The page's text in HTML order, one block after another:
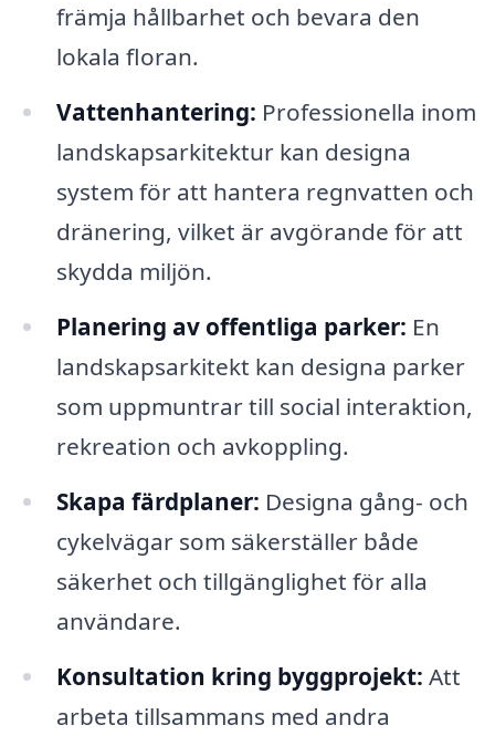
främja hållbarhet och bevara den
lokala floran.
Vattenhantering: Professionella inom
landskapsarkitektur kan designa
system för att hantera regnvatten och
dränering, vilket är avgörande för att
skydda miljön.
Planering av offentliga parker: En
landskapsarkitekt kan designa parker
som uppmuntrar till social interaktion,
rekreation och avkoppling.
Skapa färdplaner: Designa gång- och
cykelvägar som säkerställer både
säkerhet och tillgänglighet för alla
användare.
Konsultation kring byggprojekt: Att
arbeta tillsammans med andra